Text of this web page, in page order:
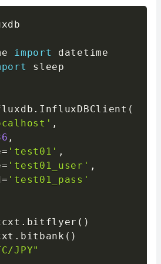
import
sleep
. InfluxDBClient (
,
,
= 'test01' ,
= 'test01_user' ,
= 'test01_pass'
. bitflyer ( )
. bitbank ( )
JPY"